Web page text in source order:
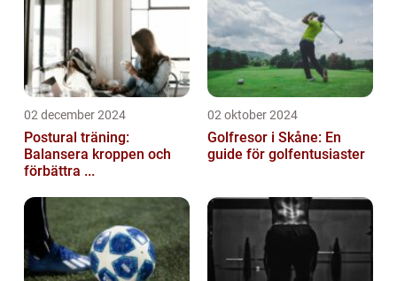
02 december 2024
Postural träning:
Balansera kroppen och
förbättra ...
02 oktober 2024
Golfresor i Skåne: En
guide för golfentusiaster